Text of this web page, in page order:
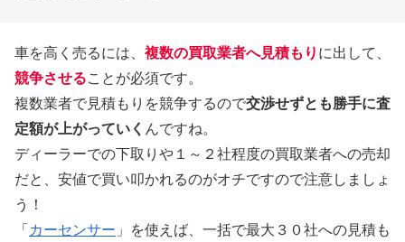
車を高く売るには、 複数の買取業者へ見積もり に出して、
競争させることが必須です。
複数業者で見積もりを競争するので交渉せずとも勝手に査
定額が上がっていく んですね。
ディーラーでの下取りや１～２社程度の買取業者への売却
だと、安値で買い叩かれるのがオチですので注意しましょ
う！
「 カーセンサー 」を使えば、一括で最大３０社への見積も